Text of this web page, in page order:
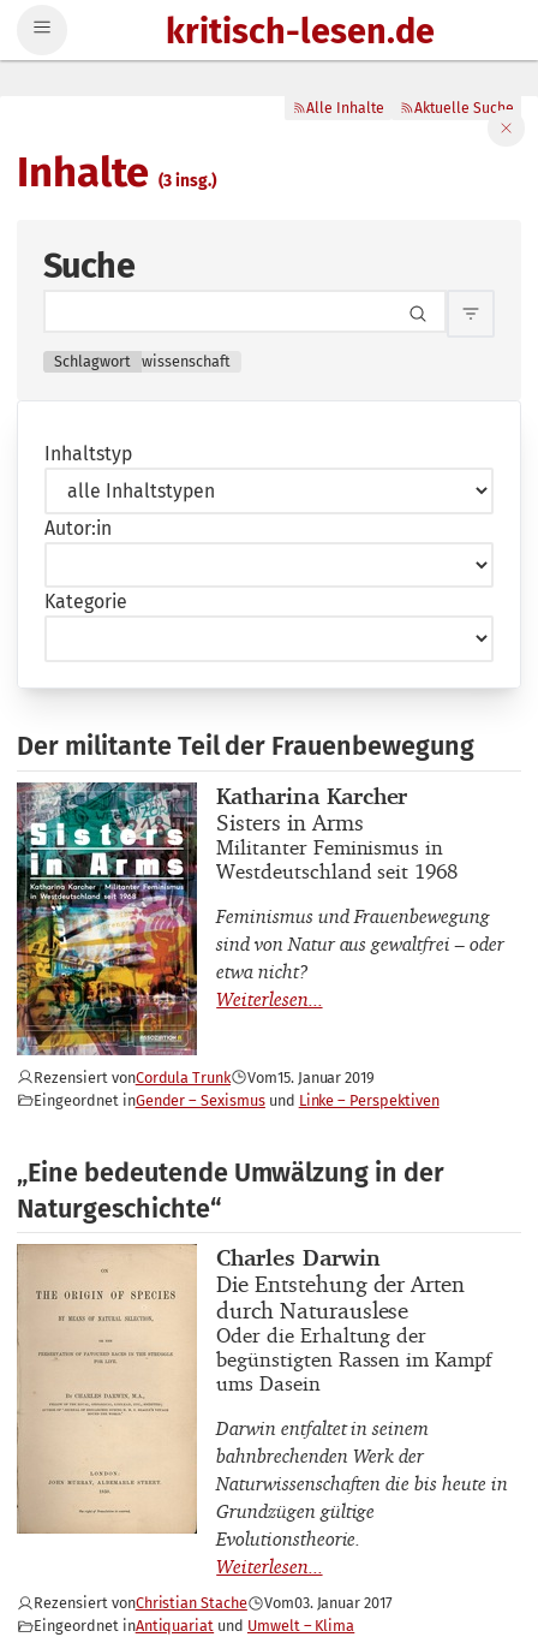
kritisch-lesen.de
Inhalte(3 insg.)
Alle Inhalte Aktuelle Suche
Suche
Schlagwort wissenschaft
Inhaltstyp
Autor:in
Kategorie
Der militante Teil der Frauenbewegung
Buchautor_innen
Katharina Karcher
Buchtitel
Sisters in Arms
Buchuntertitel
Militanter Feminismus in
Westdeutschland seit 1968
Feminismus und Frauenbewegung
sind von Natur aus gewaltfrei – oder
etwa nicht?
Rezensiert vonCordula Trunk Vom15. Januar 2019
Eingeordnet inGender – Sexismus Linke – Perspektiven
„Eine bedeutende Umwälzung in der
Naturgeschichte“
Buchautor_innen
Charles Darwin
Buchtitel
Die Entstehung der Arten
durch Naturauslese
Buchuntertitel
Oder die Erhaltung der
begünstigten Rassen im Kampf
ums Dasein
Darwin entfaltet in seinem
bahnbrechenden Werk der
Naturwissenschaften die bis heute in
Grundzügen gültige
Evolutionstheorie.
Rezensiert vonChristian Stache Vom03. Januar 2017
Eingeordnet inAntiquariat Umwelt – Klima